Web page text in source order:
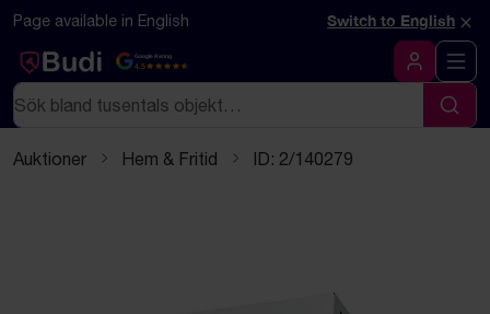
Hoppa till innehåll
Textbaserad (markdown) version av denna sida
Page available in English Switch to English ×
Google Rating
4.5
Logga in
Sök
Sök
Auktioner Hem & Fritid ID: 2/140279